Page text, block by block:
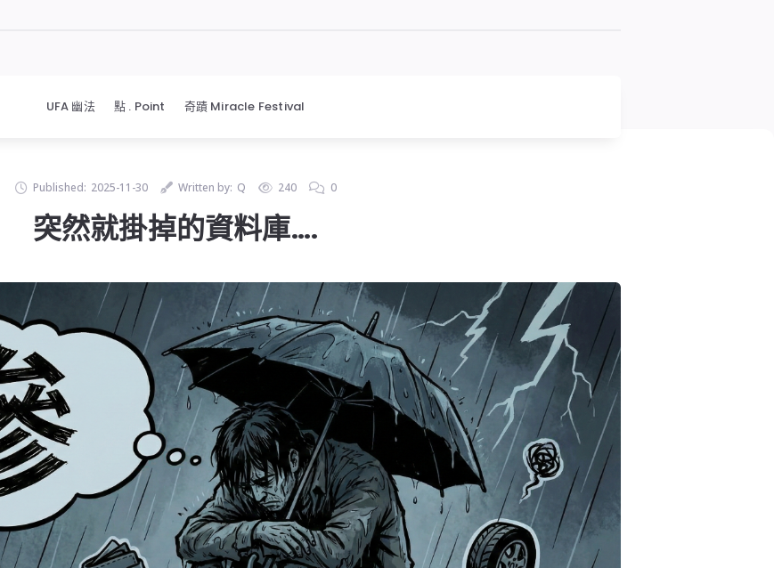
UFA 幽法 點 . Point 奇蹟 Miracle Festival
Published: 2025-11-30 Written by: Q 240 0
突然就掛掉的資料庫….